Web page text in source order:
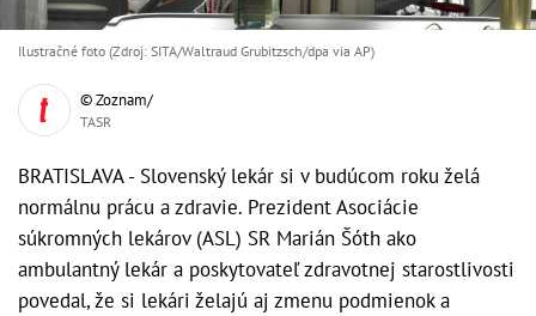
Ilustračné foto (Zdroj: SITA/Waltraud Grubitzsch/dpa via AP)
© Zoznam/
TASR
BRATISLAVA - Slovenský lekár si v budúcom roku želá
normálnu prácu a zdravie. Prezident Asociácie
súkromných lekárov (ASL) SR Marián Šóth ako
ambulantný lekár a poskytovateľ zdravotnej starostlivosti
povedal, že si lekári želajú aj zmenu podmienok a